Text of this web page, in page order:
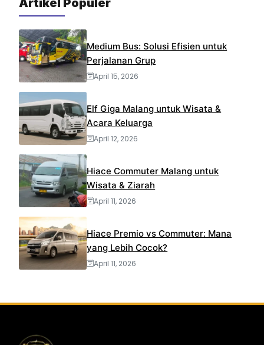
k
p
m
s
Medium Bus: Solusi Efisien untuk
Perjalanan Grup
April 15, 2026
Elf Giga Malang untuk Wisata &
Acara Keluarga
April 12, 2026
Hiace Commuter Malang untuk
Wisata & Ziarah
April 11, 2026
Hiace Premio vs Commuter: Mana
yang Lebih Cocok?
April 11, 2026